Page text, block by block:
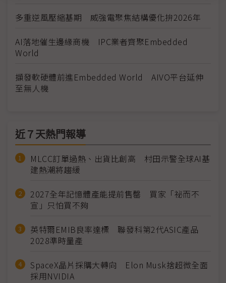
多重逆風壓縮基期 威強電聚焦結構優化拚2026年
AI落地催生邊緣商機 IPC業者齊聚Embedded
World
擷發軟硬體前進Embedded World AIVO平台延伸
至無人機
近７天熱門報導
MLCC訂單過熱、出貨比創高 村田示警全球AI基
建熱潮將趨緩
2027全年記憶體產能提前售罄 買家「祕而不
宣」只怕買不夠
英特爾EMIB良率達標 聯發科第2代ASIC產品
2028準時量產
SpaceX晶片採購大轉向 Elon Musk捨超微全面
採用NVIDIA